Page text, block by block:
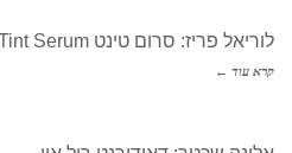
לוריאל פריז: סרום טינט Hyaluronic Tint Serum
קרא עוד ←